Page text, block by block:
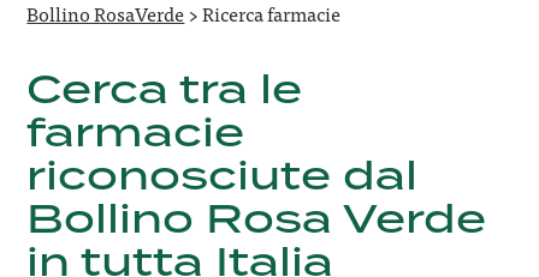
Bollino RosaVerde>Ricerca farmacie
Cerca tra le
farmacie
riconosciute dal
Bollino Rosa Verde
in tutta Italia